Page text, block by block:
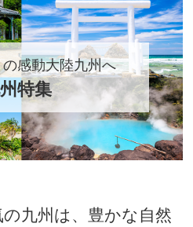
感動大陸九州へ
特集
九州は、豊かな自然